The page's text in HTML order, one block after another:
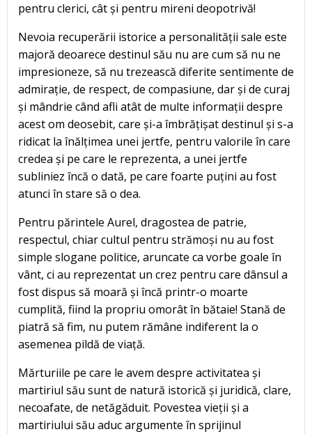
pentru clerici, cât și pentru mireni deopotrivă!
Nevoia recuperării istorice a personalității sale este
majoră deoarece destinul său nu are cum să nu ne
impresioneze, să nu trezească diferite sentimente de
admirație, de respect, de compasiune, dar și de curaj
și mândrie când afli atât de multe informații despre
acest om deosebit, care și-a îmbrățișat destinul și s-a
ridicat la înălțimea unei jertfe, pentru valorile în care
credea și pe care le reprezenta, a unei jertfe
subliniez încă o dată, pe care foarte puțini au fost
atunci în stare să o dea.
Pentru părintele Aurel, dragostea de patrie,
respectul, chiar cultul pentru strămoși nu au fost
simple slogane politice, aruncate ca vorbe goale în
vânt, ci au reprezentat un crez pentru care dânsul a
fost dispus să moară și încă printr-o moarte
cumplită, fiind la propriu omorât în bătaie! Stană de
piatră să fim, nu putem rămâne indiferent la o
asemenea pildă de viață.
Mărturiile pe care le avem despre activitatea și
martiriul său sunt de natură istorică și juridică, clare,
necoafate, de netăgăduit. Povestea vieții și a
martiriului său aduc argumente în sprijinul